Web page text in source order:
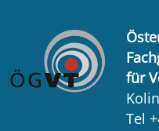
für
Tel